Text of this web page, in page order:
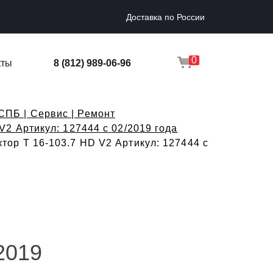
Доставка по России
8 (812) 989-06-96 0
| Сервис | Ремонт
Артикул: 127444 с 02/2019 года
T 16-103.7 HD V2 Артикул: 127444 с